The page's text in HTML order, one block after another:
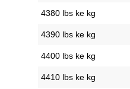
4380 lbs ke kg
4390 lbs ke kg
4400 lbs ke kg
4410 lbs ke kg